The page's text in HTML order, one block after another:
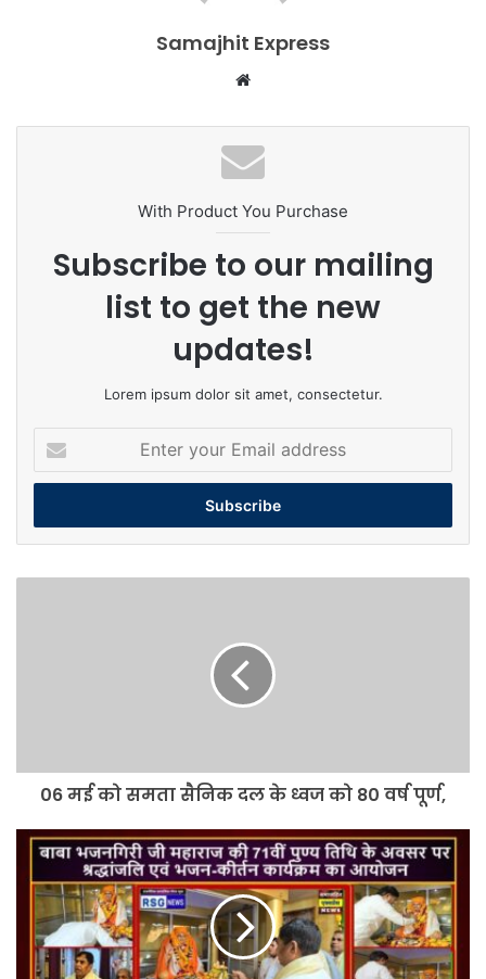
Samajhit Express
With Product You Purchase
Subscribe to our mailing
list to get the new
updates!
Lorem ipsum dolor sit amet, consectetur.
your
Email
को
पूर्ण,
06 मई को समता सैनिक दल के ध्वज को 80 वर्ष पूर्ण,
बाबा
भजनगिरी
महाराज
71वीं